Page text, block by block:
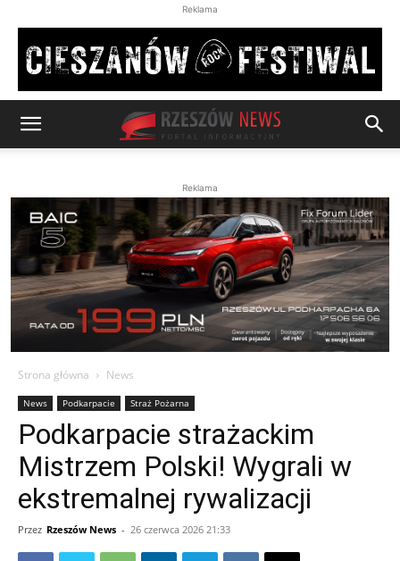
Reklama
Reklama
Strona główna News
News Podkarpacie Straż Pożarna
Podkarpacie strażackim
Mistrzem Polski! Wygrali w
ekstremalnej rywalizacji
Przez Rzeszów News - 26 czerwca 2026 21:33